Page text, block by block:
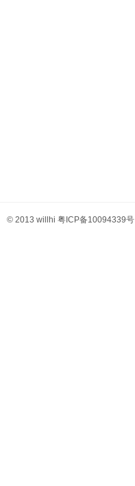
© 2013 willhi 粤ICP备10094339号